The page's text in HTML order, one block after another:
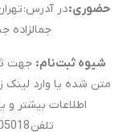
حضوری:در آدرس:
جمالزاده
شیوه ثبت‌نام: جهت
متن شده یا وارد
اطلاعات بیشتر و
تلفن 02191305018 داخلی 2 تماس بگیرید.